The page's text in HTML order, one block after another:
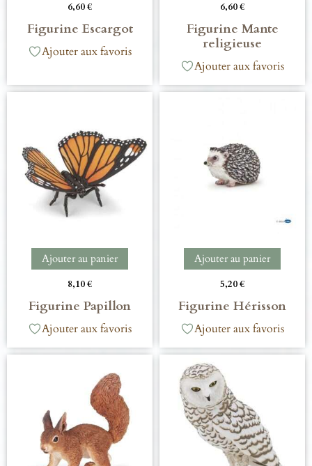
6,60€
Figurine Escargot
Ajouter aux favoris
6,60€
Figurine Mante
religieuse
Ajouter aux favoris
Ajouter au panier
8,10€
Figurine Papillon
Ajouter aux favoris
Ajouter au panier
5,20€
Figurine Hérisson
Ajouter aux favoris